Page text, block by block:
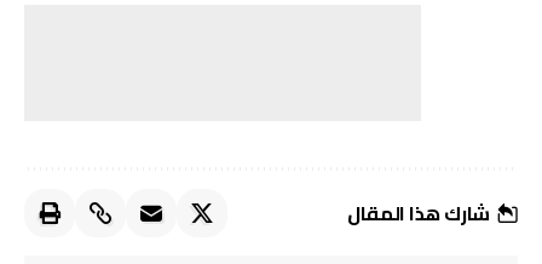
شارك هذا المقال